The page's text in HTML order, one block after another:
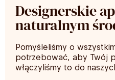
Designerskie
naturalnym
Pomyśleliśmy o
potrzebować, aby Twój
włączyliśmy to do